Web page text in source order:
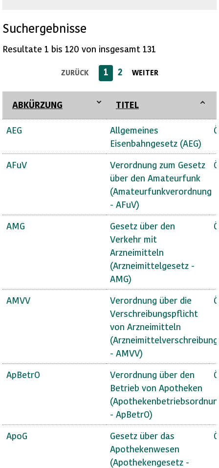
Suchergebnisse
Resultate 1 bis 120 von insgesamt 131
ZURÜCK 1 2 WEITER
ABKÜRZUNG TITEL
AEG
Allgemeines
Eisenbahngesetz (AEG)
AFuV
Verordnung zum Gesetz
über den Amateurfunk
(Amateurfunkverordnung
- AFuV)
AMG
Gesetz über den
Verkehr mit
Arzneimitteln
(Arzneimittelgesetz -
AMG)
AMVV
Verordnung über die
Verschreibungspflicht
von Arzneimitteln
- AMVV)
ApBetrO
Verordnung über den
Betrieb von Apotheken
- ApBetrO)
ApoG
Gesetz über das
Apothekenwesen
(Apothekengesetz -